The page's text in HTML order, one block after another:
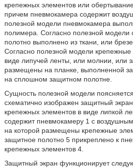
крепежных элементов или
причем пневмокамера содержит
полезной модели пневмокамера
полимера. Согласно полезной
полотно выполнено из ткани, или
Согласно полезной модели
виде липучей ленты, или молнии, или
размещены на планке, выполненной
на сплошном защитном полотне.
Сущность полезной модели
схематично изображен защитный
крепежных элементов в виде липкой
содержит пневмокамеру 1 с
на которой размещены крепежные
защитное полотно 5 прикреплено к
крепежных элементов 4.
Защитный экран функционирует